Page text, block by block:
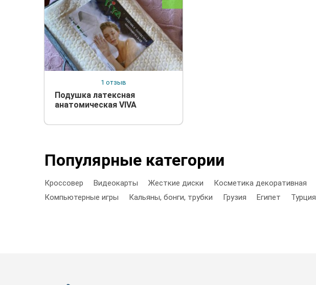
1 отзыв
Подушка латексная
анатомическая VIVA
Популярные категории
Кроссовер Видеокарты Жесткие диски Косметика декоративная
Компьютерные игры
Кальяны, бонги, трубки Грузия Египет Турция